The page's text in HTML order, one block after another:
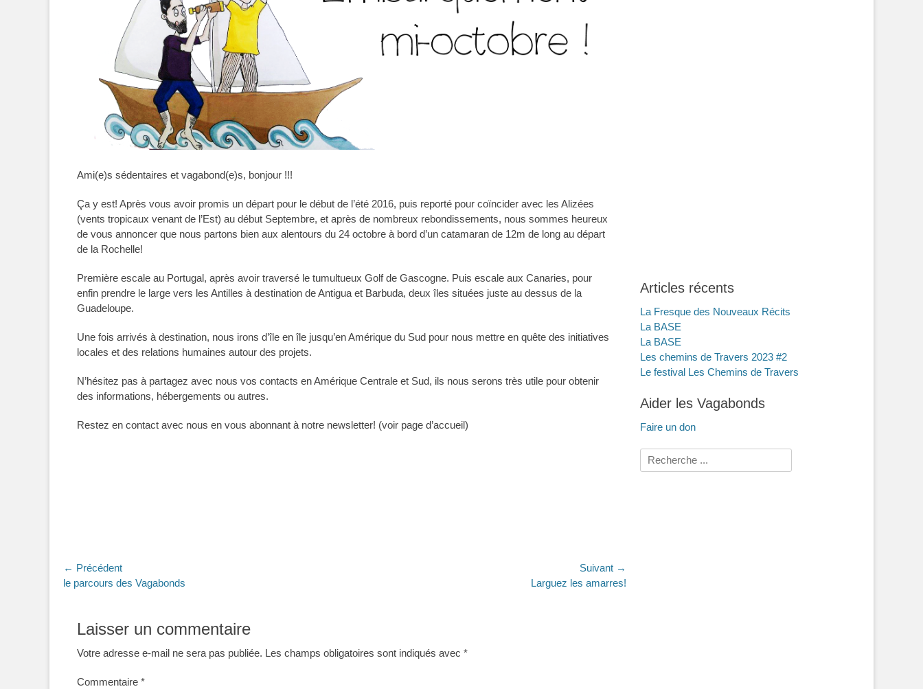
Ami(e)s sédentaires et vagabond(e)s, bonjour !!!
Ça y est! Après vous avoir promis un départ pour le début de l’été 2016, puis reporté pour coïncider avec les Alizées
(vents tropicaux venant de l’Est) au début Septembre, et après de nombreux rebondissements, nous sommes heureux
de vous annoncer que nous partons bien aux alentours du 24 octobre à bord d’un catamaran de 12m de long au départ
de la Rochelle!
Première escale au Portugal, après avoir traversé le tumultueux Golf de Gascogne. Puis escale aux Canaries, pour
enfin prendre le large vers les Antilles à destination de Antigua et Barbuda, deux îles situées juste au dessus de la
Guadeloupe.
Une fois arrivés à destination, nous irons d’île en île jusqu’en Amérique du Sud pour nous mettre en quête des initiatives
locales et des relations humaines autour des projets.
N’hésitez pas à partagez avec nous vos contacts en Amérique Centrale et Sud, ils nous serons très utile pour obtenir
des informations, hébergements ou autres.
Restez en contact avec nous en vous abonnant à notre newsletter! (voir page d’accueil)
Navigation
de
← Précédent
Article
le parcours des Vagabonds
Suivant →
Larguez les amarres!
Laisser un commentaire
Votre adresse e-mail ne sera pas publiée. Les champs obligatoires sont indiqués avec *
Commentaire *
Articles récents
La Fresque des Nouveaux Récits
La BASE
La BASE
Les chemins de Travers 2023 #2
Le festival Les Chemins de Travers
Aider les Vagabonds
Faire un don
Rechercher :